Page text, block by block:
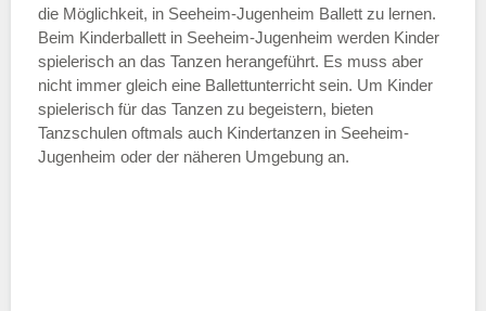
ÖFFNUNGSZEITEN HINZUFÜGEN
Samstag
—
die Möglichkeit, in Seeheim-Jugenheim Ballett zu lernen.
Beim Kinderballett in Seeheim-Jugenheim werden Kinder
spielerisch an das Tanzen herangeführt. Es muss aber
nicht immer gleich eine Ballettunterricht sein. Um Kinder
spielerisch für das Tanzen zu begeistern, bieten
Tanzschulen oftmals auch Kindertanzen in Seeheim-
Jugenheim oder der näheren Umgebung an.